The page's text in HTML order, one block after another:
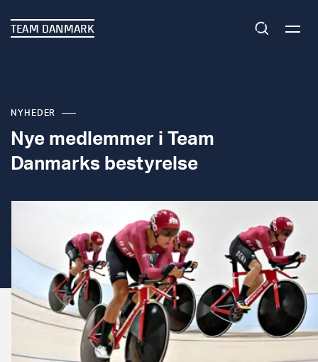
TEAM DANMARK
NYHEDER
Nye medlemmer i Team
Danmarks bestyrelse